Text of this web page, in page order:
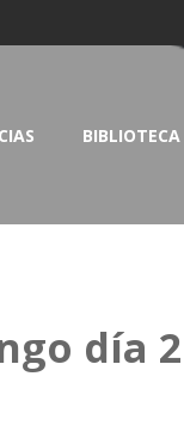
BIBLIOTECA
día 2